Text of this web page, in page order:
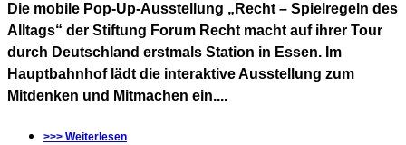
Die mobile Pop-Up-Ausstellung „Recht – Spielregeln des
Alltags“ der Stiftung Forum Recht macht auf ihrer Tour
durch Deutschland erstmals Station in Essen. Im
Hauptbahnhof lädt die interaktive Ausstellung zum
Mitdenken und Mitmachen ein....
>>> Weiterlesen